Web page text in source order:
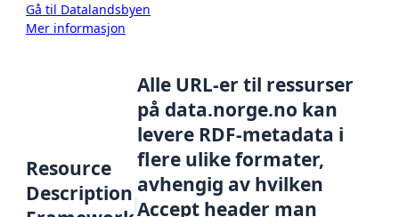
Gå til Datalandsbyen
Mer informasjon
Resource
Description
Alle URL-er til ressurser
på data.norge.no kan
levere RDF-metadata i
flere ulike formater,
avhengig av hvilken
Accept header man